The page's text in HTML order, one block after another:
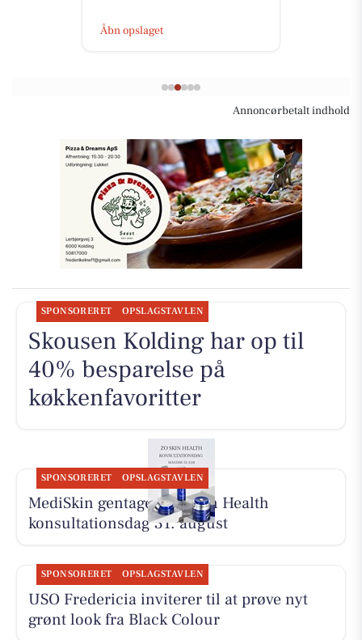
Åbn opslaget
Annoncørbetalt indhold
SPONSORERET OPSLAGSTAVLEN
Skousen Kolding har op til
40% besparelse på
køkkenfavoritter
SPONSORERET OPSLAGSTAVLEN
MediSkin gentager ZO Skin Health
konsultationsdag 31. august
SPONSORERET OPSLAGSTAVLEN
USO Fredericia inviterer til at prøve nyt
grønt look fra Black Colour